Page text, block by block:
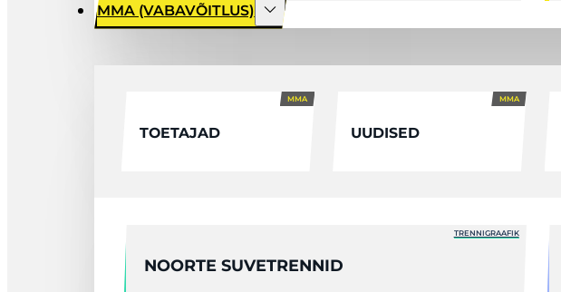
MMA (VABAVÕITLUS)
TOETAJAD
MMA
UUDISED
MMA
NOORTE SUVETRENNID
TRENNIGRAAFIK